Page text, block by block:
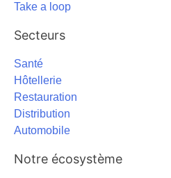
Take a loop
Secteurs
Santé
Hôtellerie
Restauration
Distribution
Automobile
Notre écosystème